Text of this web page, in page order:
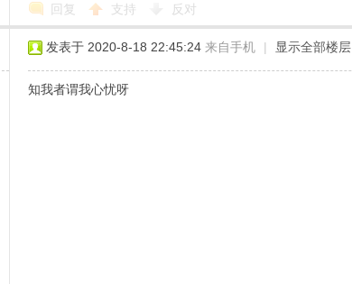
回复 支持 反对
发表于 2020-8-18 22:45:24 来自手机 | 显示全部楼层
知我者谓我心忧呀